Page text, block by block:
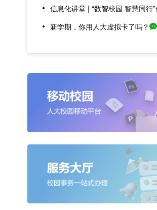
新学期，你用人大虚拟卡了吗？